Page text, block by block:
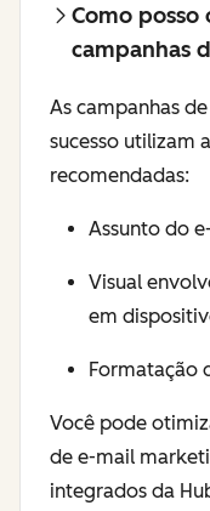
Como
campanhas
As campanhas
sucesso utilizam
recomendadas:
Assunto do
Visual
em
Formatação
Você pode
de e-mail
integrados da